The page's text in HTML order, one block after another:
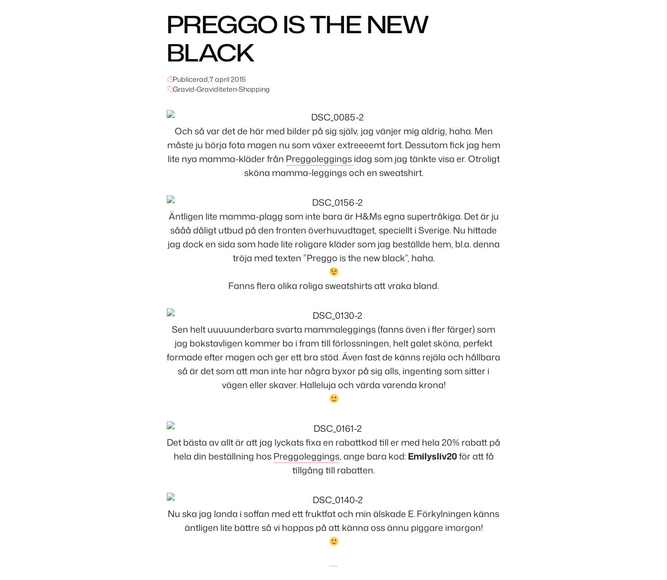
PREGGO IS THE NEW
BLACK
Publicerad,7 april 2015
Gravid•Graviditeten•Shopping
Och så var det de här med bilder på sig själv, jag vänjer mig aldrig, haha. Men
måste ju börja fota magen nu som växer extreeeemt fort. Dessutom fick jag hem
lite nya mamma-kläder från Preggoleggingsidag som jag tänkte visa er. Otroligt
sköna mamma-leggings och en sweatshirt.
Äntligen lite mamma-plagg som inte bara är H&Ms egna supertråkiga. Det är ju
sååå dåligt utbud på den fronten överhuvudtaget, speciellt i Sverige. Nu hittade
jag dock en sida som hade lite roligare kläder som jag beställde hem, bl.a. denna
tröja med texten ”Preggo is the new black”, haha.
Fanns flera olika roliga sweatshirts att vraka bland.
Sen helt uuuuunderbara svarta mammaleggings (fanns även i fler färger) som
jag bokstavligen kommer bo i fram till förlossningen, helt galet sköna, perfekt
formade efter magen och ger ett bra stöd. Även fast de känns rejäla och hållbara
så är det som att man inte har några byxor på sig alls, ingenting som sitter i
vägen eller skaver. Halleluja och värda varenda krona!
Det bästa av allt är att jag lyckats fixa en rabattkod till er med hela20% rabatt på
hela din beställning hosPreggoleggings, ange bara kod:Emilysliv20för att få
tillgång till rabatten.
Nu ska jag landa i soffan med ett fruktfat och min älskade E. Förkylningen känns
äntligen lite bättre så vi hoppas på att känna oss ännu piggare imorgon!